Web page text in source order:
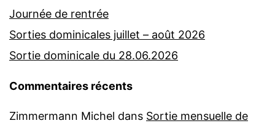
Journée de rentrée
Sorties dominicales juillet – août 2026
Sortie dominicale du 28.06.2026
Commentaires récents
Zimmermann Michel dans Sortie mensuelle de